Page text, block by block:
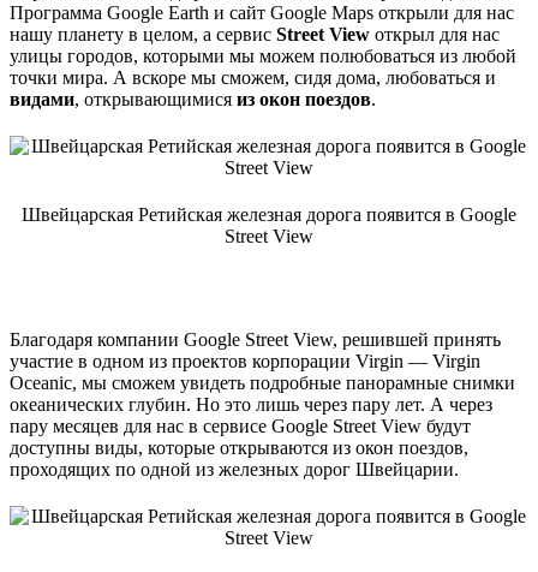
Программа Google Earth и сайт Google Maps открыли для нас
нашу планету в целом, а сервис Street View открыл для нас
улицы городов, которыми мы можем полюбоваться из любой
точки мира. А вскоре мы сможем, сидя дома, любоваться и
видами, открывающимися из окон поездов.
Швейцарская Ретийская железная дорога появится в Google
Street View
Благодаря компании Google Street View, решившей принять
участие в одном из проектов корпорации Virgin — Virgin
Oceanic, мы сможем увидеть подробные панорамные снимки
океанических глубин. Но это лишь через пару лет. А через
пару месяцев для нас в сервисе Google Street View будут
доступны виды, которые открываются из окон поездов,
проходящих по одной из железных дорог Швейцарии.